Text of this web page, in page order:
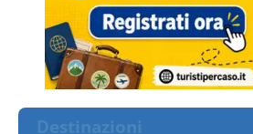
Destinazioni